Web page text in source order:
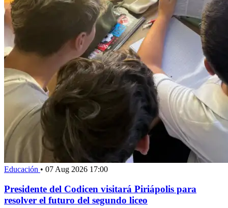
Educación • 07 Aug 2026 17:00
Presidente del Codicen visitará Piriápolis para
resolver el futuro del segundo liceo